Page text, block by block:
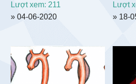
Lượt xem: 211
» 04-06-2020
Lượt
» 18-